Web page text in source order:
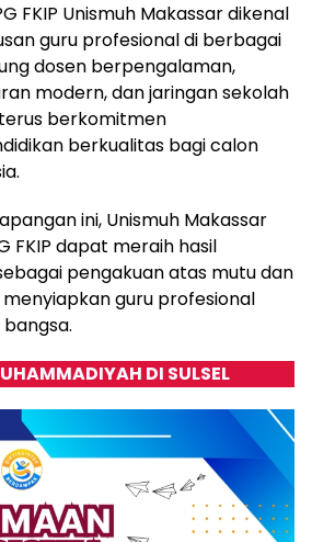
FKIP Unismuh Makassar dikenal
guru profesional di berbagai
dosen berpengalaman,
modern, dan jaringan sekolah
berkomitmen
berkualitas bagi calon
ini, Unismuh Makassar
FKIP dapat meraih hasil
pengakuan atas mutu dan
guru profesional
DI SULSEL